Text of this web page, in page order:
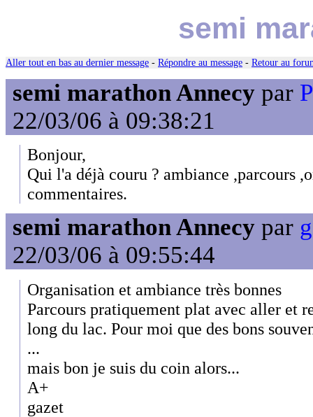
semi
Aller tout en bas au dernier message - Répondre au message - Retour au
semi marathon Annecy par
22/03/06 à 09:38:21
Bonjour,
Qui l'a déjà couru ? ambiance ,parcours
commentaires.
semi marathon Annecy par
22/03/06 à 09:55:44
Organisation et ambiance très bonnes
Parcours pratiquement plat avec aller et
long du lac. Pour moi que des bons
...
mais bon je suis du coin alors...
A+
gazet